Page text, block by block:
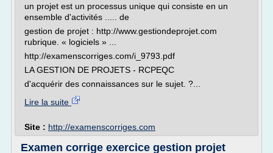
un projet est un processus unique qui consiste en un
ensemble d'activités ..... de
gestion de projet : http://www.gestiondeprojet.com
rubrique. « logiciels » ...
http://examenscorriges.com/i_9793.pdf
LA GESTION DE PROJETS - RCPEQC
d'acquérir des connaissances sur le sujet. ?...
Lire la suite
Site : http://examenscorriges.com
Examen corrige exercice gestion projet